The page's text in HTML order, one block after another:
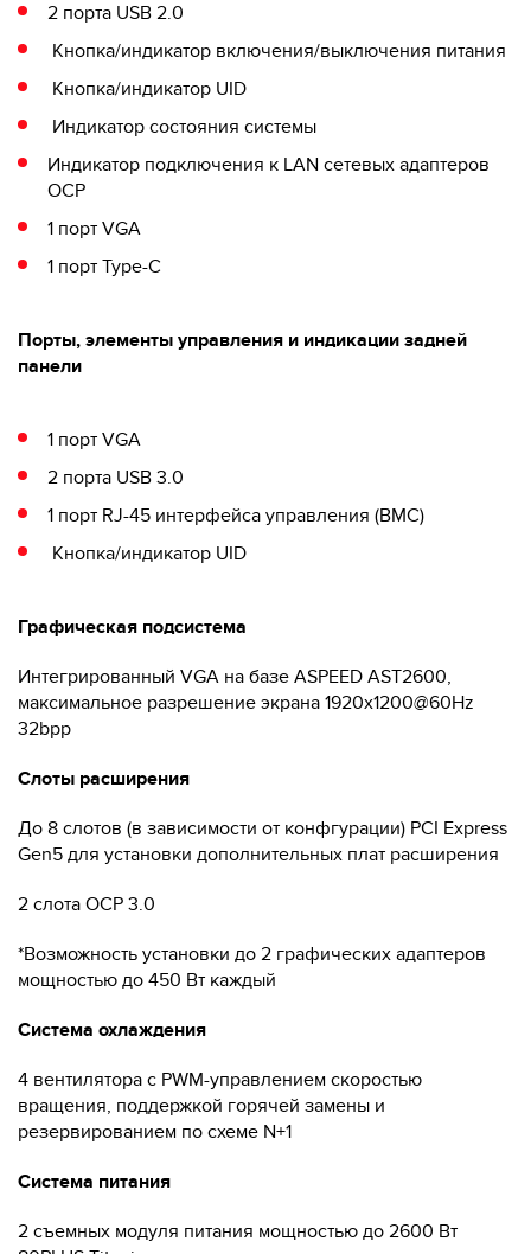
2 порта USB 2.0
Кнопка/индикатор включения/выключения питания
Кнопка/индикатор UID
Индикатор состояния системы
Индикатор подключения к LAN сетевых адаптеров
OCP
1 порт VGA
1 порт Type-C
Порты, элементы управления и индикации задней
панели
1 порт VGA
2 порта USB 3.0
1 порт RJ-45 интерфейса управления (BMC)
Кнопка/индикатор UID
Графическая подсистема
Интегрированный VGA на базе ASPEED AST2600,
максимальное разрешение экрана 1920x1200@60Hz
32bpp
Слоты расширения
До 8 слотов (в зависимости от конфгурации) PCI Express
Gen5 для установки дополнительных плат расширения
2 слота OCP 3.0
*Возможность установки до 2 графических адаптеров
мощностью до 450 Вт каждый
Система охлаждения
4 вентилятора с PWM-управлением скоростью
вращения, поддержкой горячей замены и
резервированием по схеме N+1
Система питания
2 съемных модуля питания мощностью до 2600 Вт